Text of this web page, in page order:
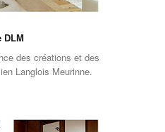
DLM
des créations et des
Langlois Meurinne.